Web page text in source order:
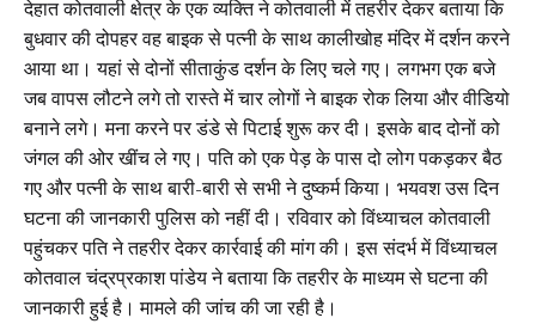
देहात कोतवाली क्षेत्र के एक व्यक्ति ने कोतवाली में तहरीर देकर बताया कि
बुधवार की दोपहर वह बाइक से पत्नी के साथ कालीखोह मंदिर में दर्शन करने
आया था। यहां से दोनों सीताकुंड दर्शन के लिए चले गए। लगभग एक बजे
जब वापस लौटने लगे तो रास्ते में चार लोगों ने बाइक रोक लिया और वीडियो
बनाने लगे। मना करने पर डंडे से पिटाई शुरू कर दी। इसके बाद दोनों को
जंगल की ओर खींच ले गए। पति को एक पेड़ के पास दो लोग पकड़कर बैठ
गए और पत्नी के साथ बारी-बारी से सभी ने दुष्कर्म किया। भयवश उस दिन
घटना की जानकारी पुलिस को नहीं दी। रविवार को विंध्याचल कोतवाली
पहुंचकर पति ने तहरीर देकर कार्रवाई की मांग की। इस संदर्भ में विंध्याचल
कोतवाल चंद्रप्रकाश पांडेय ने बताया कि तहरीर के माध्यम से घटना की
जानकारी हुई है। मामले की जांच की जा रही है।